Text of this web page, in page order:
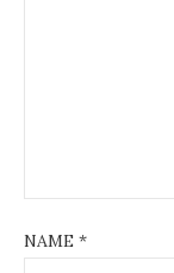
NAME *